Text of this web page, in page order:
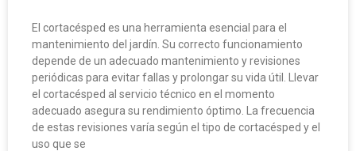
El cortacésped es una herramienta esencial para el
mantenimiento del jardín. Su correcto funcionamiento
depende de un adecuado mantenimiento y revisiones
periódicas para evitar fallas y prolongar su vida útil. Llevar
el cortacésped al servicio técnico en el momento
adecuado asegura su rendimiento óptimo. La frecuencia
de estas revisiones varía según el tipo de cortacésped y el
uso que se